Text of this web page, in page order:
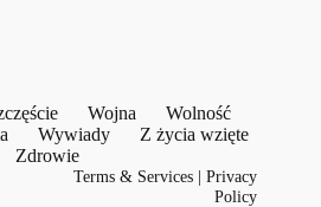
Wojna
Wolność
Wywiady
Z życia wzięte
Zdrowie
Terms & Services |Privacy
Policy